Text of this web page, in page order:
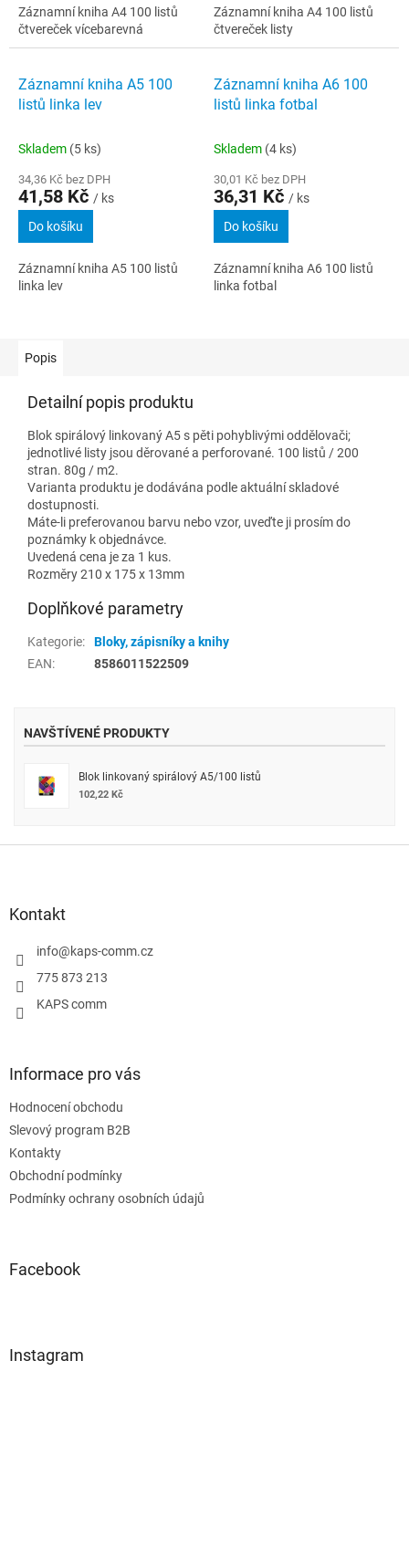
Záznamní kniha A4 100 listů
čtvereček vícebarevná
Záznamní kniha A4 100 listů
čtvereček listy
Záznamní kniha A5 100
listů linka lev
Skladem (5 ks)
34,36 Kč bez DPH
41,58 Kč / ks
Do košíku
Záznamní kniha A5 100 listů
linka lev
Záznamní kniha A6 100
listů linka fotbal
Skladem (4 ks)
30,01 Kč bez DPH
36,31 Kč / ks
Do košíku
Záznamní kniha A6 100 listů
linka fotbal
Popis
Detailní popis produktu
Blok spirálový linkovaný A5 s pěti pohyblivými oddělovači;
jednotlivé listy jsou děrované a perforované. 100 listů / 200
stran. 80g / m2.
Varianta produktu je dodávána podle aktuální skladové
dostupnosti.
Máte-li preferovanou barvu nebo vzor, uveďte ji prosím do
poznámky k objednávce.
Uvedená cena je za 1 kus.
Rozměry 210 x 175 x 13mm
Doplňkové parametry
Kategorie:
Bloky, zápisníky a knihy
EAN: 8586011522509
NAVŠTÍVENÉ PRODUKTY
Blok linkovaný spirálový A5/100 listů
102,22 Kč
Kontakt
info@kaps-comm.cz
775 873 213
KAPS comm
Informace pro vás
Hodnocení obchodu
Slevový program B2B
Kontakty
Obchodní podmínky
Podmínky ochrany osobních údajů
Facebook
Instagram